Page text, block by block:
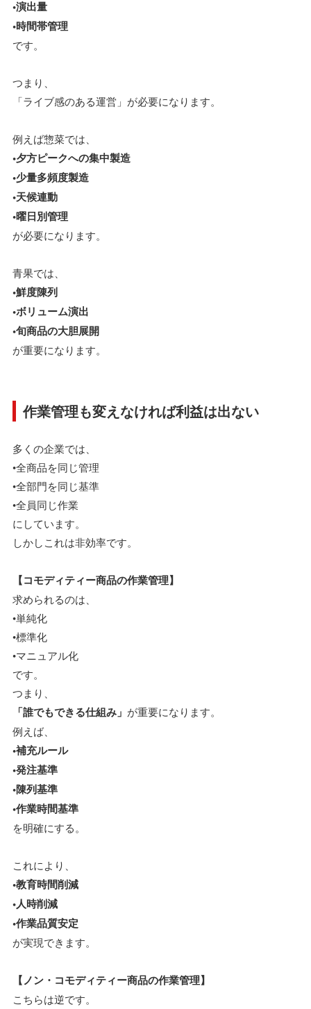
•演出量
•時間帯管理
です。
つまり、
「ライブ感のある運営」が必要になります。
例えば惣菜では、
•夕方ピークへの集中製造
•少量多頻度製造
•天候連動
•曜日別管理
が必要になります。
青果では、
•鮮度陳列
•ボリューム演出
•旬商品の大胆展開
が重要になります。
作業管理も変えなければ利益は出ない
多くの企業では、
•全商品を同じ管理
•全部門を同じ基準
•全員同じ作業
にしています。
しかしこれは非効率です。
【コモディティー商品の作業管理】
求められるのは、
•単純化
•標準化
•マニュアル化
です。
つまり、
「誰でもできる仕組み」 が重要になります。
例えば、
•補充ルール
•発注基準
•陳列基準
•作業時間基準
を明確にする。
これにより、
•教育時間削減
•人時削減
•作業品質安定
が実現できます。
【ノン・コモディティー商品の作業管理】
こちらは逆です。